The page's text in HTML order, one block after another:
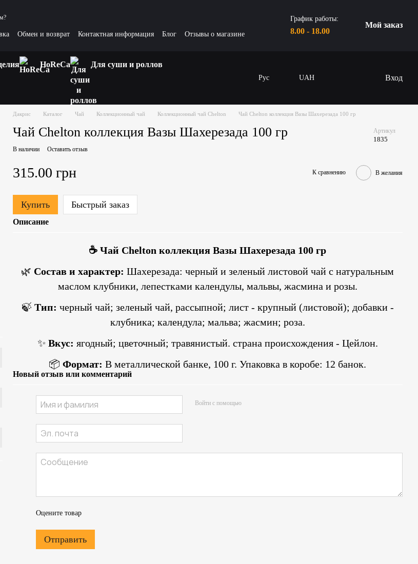
Обмен и возврат Контактная информация Блог
Отзывы о магазине
График работы:
8.00 - 18.00
Мой заказ
HoReCa Для суши и роллов
Рус UAH Вход
Дакрис Каталог Чай Коллекционный чай Коллекционный чай Chelton Чай Chelton коллекция Вазы Шахерезада 100 гр
Чай Chelton коллекция Вазы Шахерезада 100 гр Артикул
1835
В наличии Оставить отзыв
315.00 грн К сравнению В желания
Купить Быстрый заказ
Описание
☕ Чай Chelton коллекция Вазы Шахерезада 100 гр
🌿 Состав и характер: Шахерезада: черный и зеленый листовой чай с натуральным
маслом клубники, лепестками календулы, мальвы, жасмина и розы.
🍃 Тип: черный чай; зеленый чай, рассыпной; лист - крупный (листовой); добавки -
клубника; календула; мальва; жасмин; роза.
✨ Вкус: ягодный; цветочный; травянистый. страна происхождения - Цейлон.
📦Формат: В металлической банке, 100 г. Упаковка в коробе: 12 банок.
Новый отзыв или комментарий
Войти с помощью
Оцените товар
Отправить